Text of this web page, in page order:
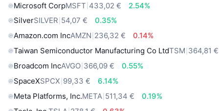
Microsoft CorpMSFT 433,02 €
2.54%
SilverSILVER 54,07 €
0.35%
Amazon.com IncAMZN 236,32 €
0.14%
Taiwan Semiconductor Manufacturing Co LtdTSM 364,81 €
Broadcom IncAVGO 366,09 €
0.55%
SpaceXSPCX 99,33 €
6.14%
Meta Platforms, Inc.META 511,34 €
0.19%